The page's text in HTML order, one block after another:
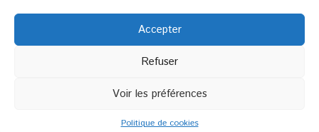
Accepter
Refuser
Voir les préférences
Politique de cookies